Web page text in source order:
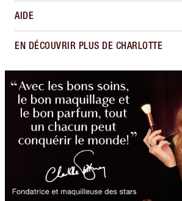
AIDE
EN DÉCOUVRIR PLUS DE CHARLOTTE